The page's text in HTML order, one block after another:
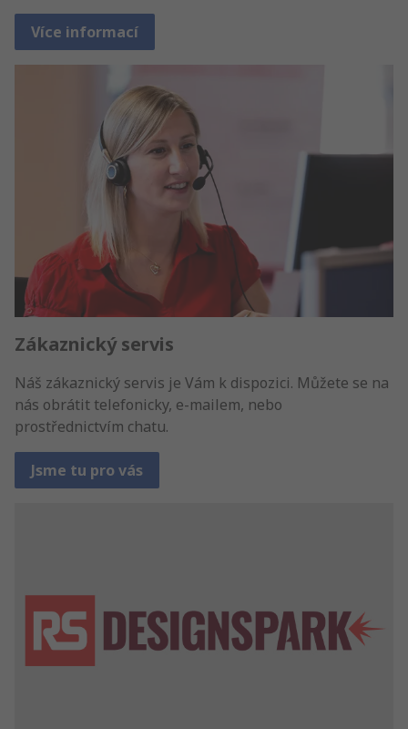
Více informací
Zákaznický servis
Náš zákaznický servis je Vám k dispozici. Můžete se na
nás obrátit telefonicky, e-mailem, nebo
prostřednictvím chatu.
Jsme tu pro vás